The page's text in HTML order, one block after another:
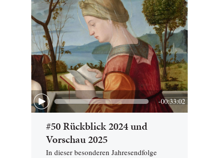
-00:33:02
#50 Rückblick 2024 und
Vorschau 2025
In dieser besonderen Jahresendfolge